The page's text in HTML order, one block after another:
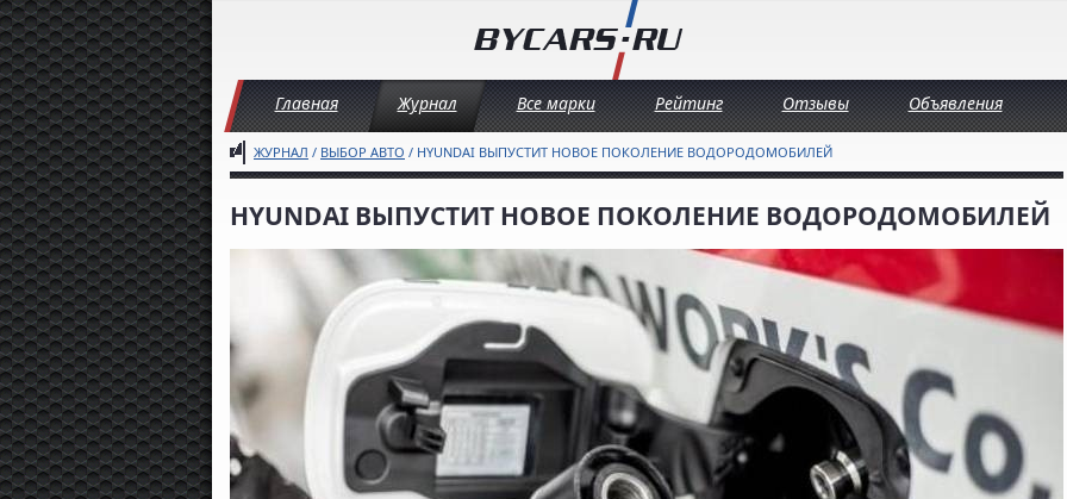
Главная Журнал Все марки Рейтинг Отзывы Объявления
ЖУРНАЛ / ВЫБОР АВТО / HYUNDAI ВЫПУСТИТ НОВОЕ ПОКОЛЕНИЕ ВОДОРОДОМОБИЛЕЙ
HYUNDAI ВЫПУСТИТ НОВОЕ ПОКОЛЕНИЕ ВОДОРОДОМОБИЛЕЙ